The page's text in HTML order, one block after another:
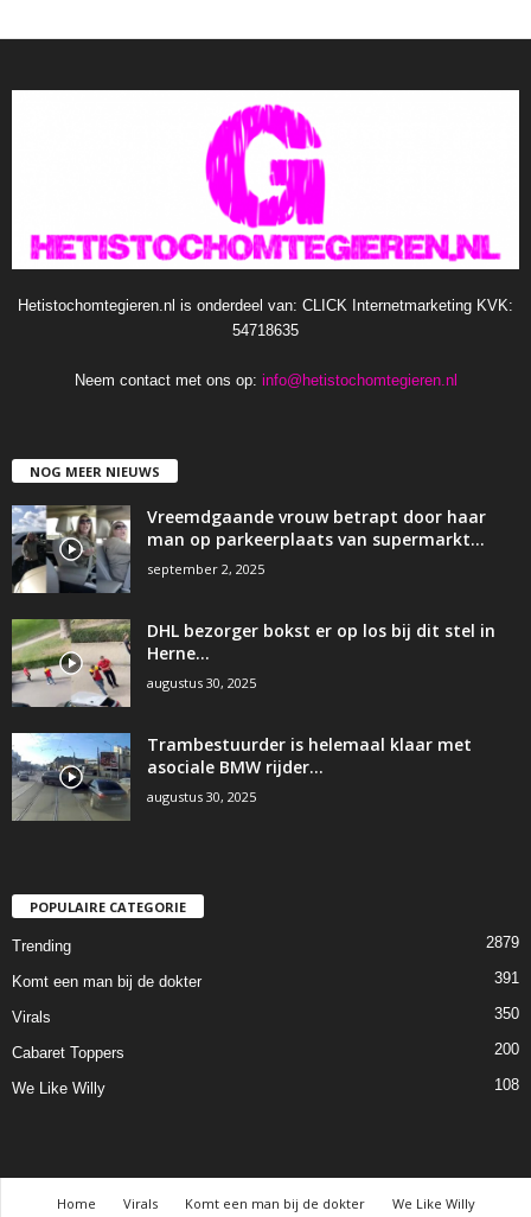
Hetistochomtegieren.nl is onderdeel van: CLICK Internetmarketing KVK:
54718635
Neem contact met ons op: info@hetistochomtegieren.nl
NOG MEER NIEUWS
Vreemdgaande vrouw betrapt door haar
man op parkeerplaats van supermarkt…
september 2, 2025
DHL bezorger bokst er op los bij dit stel in
Herne…
augustus 30, 2025
Trambestuurder is helemaal klaar met
asociale BMW rijder…
augustus 30, 2025
POPULAIRE CATEGORIE
Trending 2879
Komt een man bij de dokter 391
Virals 350
Cabaret Toppers 200
We Like Willy 108
Home Virals Komt een man bij de dokter We Like Willy